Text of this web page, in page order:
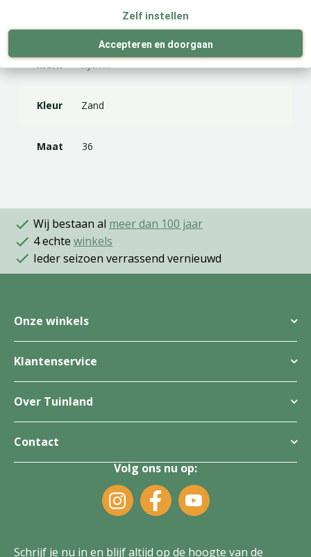
Zelf instellen
Accepteren en doorgaan
8718339253265
Merk Kjelvik
Kleur Zand
Maat 36
Wij bestaan al meer dan 100 jaar
4 echte winkels
Ieder seizoen verrassend vernieuwd
Onze winkels
Klantenservice
Over Tuinland
Contact
Volg ons nu op:
Schrijf je nu in en blijf altijd op de hoogte van de